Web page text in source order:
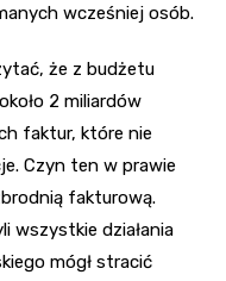
wcześniej osób.
że z budżetu
2 miliardów
faktur, które nie
Czyn ten w prawie
fakturową.
wszystkie działania
mógł stracić